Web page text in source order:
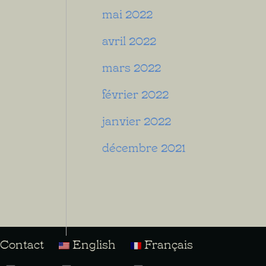
mai 2022
avril 2022
mars 2022
février 2022
janvier 2022
décembre 2021
Contact English Français